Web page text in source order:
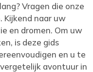
Vragen die onze
Kijkend naar uw
en dromen. Om uw
is deze gids
en u te
avontuur in